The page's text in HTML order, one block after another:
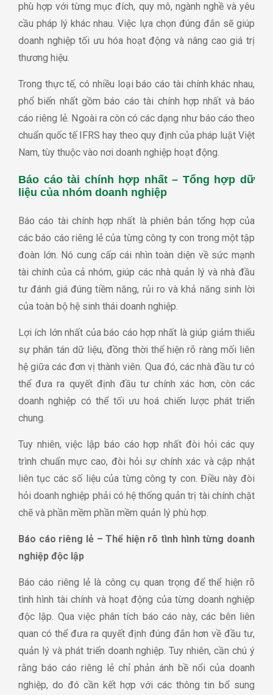
phù hợp với từng mục đích, quy mô, ngành nghề và yêu
cầu pháp lý khác nhau. Việc lựa chọn đúng đắn sẽ giúp
doanh nghiệp tối ưu hóa hoạt động và nâng cao giá trị
thương hiệu.
Trong thực tế, có nhiều loại báo cáo tài chính khác nhau,
phổ biến nhất gồm báo cáo tài chính hợp nhất và báo
cáo riêng lẻ. Ngoài ra còn có các dạng như báo cáo theo
chuẩn quốc tế IFRS hay theo quy định của pháp luật Việt
Nam, tùy thuộc vào nơi doanh nghiệp hoạt động.
Báo cáo tài chính hợp nhất – Tổng hợp dữ
liệu của nhóm doanh nghiệp
Báo cáo tài chính hợp nhất là phiên bản tổng hợp của
các báo cáo riêng lẻ của từng công ty con trong một tập
đoàn lớn. Nó cung cấp cái nhìn toàn diện về sức mạnh
tài chính của cả nhóm, giúp các nhà quản lý và nhà đầu
tư đánh giá đúng tiềm năng, rủi ro và khả năng sinh lời
của toàn bộ hệ sinh thái doanh nghiệp.
Lợi ích lớn nhất của báo cáo hợp nhất là giúp giảm thiểu
sự phân tán dữ liệu, đồng thời thể hiện rõ ràng mối liên
hệ giữa các đơn vị thành viên. Qua đó, các nhà đầu tư có
thể đưa ra quyết định đầu tư chính xác hơn, còn các
doanh nghiệp có thể tối ưu hoá chiến lược phát triển
chung.
Tuy nhiên, việc lập báo cáo hợp nhất đòi hỏi các quy
trình chuẩn mực cao, đòi hỏi sự chính xác và cập nhật
liên tục các số liệu của từng công ty con. Điều này đòi
hỏi doanh nghiệp phải có hệ thống quản trị tài chính chặt
chẽ và phần mềm phần mềm quản lý phù hợp.
Báo cáo riêng lẻ – Thể hiện rõ tình hình từng doanh
nghiệp độc lập
Báo cáo riêng lẻ là công cụ quan trọng để thể hiện rõ
tình hình tài chính và hoạt động của từng doanh nghiệp
độc lập. Qua việc phân tích báo cáo này, các bên liên
quan có thể đưa ra quyết định đúng đắn hơn về đầu tư,
quản lý và phát triển doanh nghiệp. Tuy nhiên, cần chú ý
rằng báo cáo riêng lẻ chỉ phản ánh bề nổi của doanh
nghiệp, do đó cần kết hợp với các thông tin bổ sung